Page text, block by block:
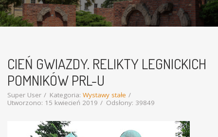
CIEŃ GWIAZDY. RELIKTY LEGNICKICH
POMNIKÓW PRL-U
Super User Kategoria: Wystawy stałe
Utworzono: 15 kwiecień 2019
Odsłony: 39849